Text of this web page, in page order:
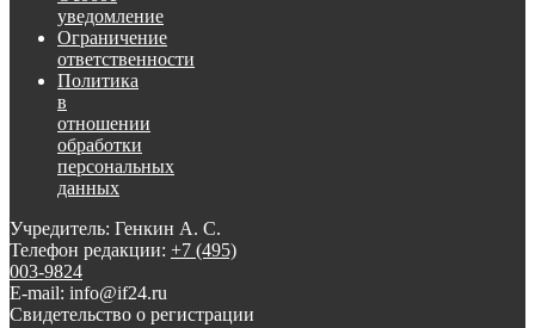
уведомление
Ограничение
ответственности
Политика
в
отношении
обработки
персональных
данных
Учредитель: Генкин А. С.
Телефон редакции: +7 (495)
003-9824
E-mail: info@if24.ru
Свидетельство о регистрации